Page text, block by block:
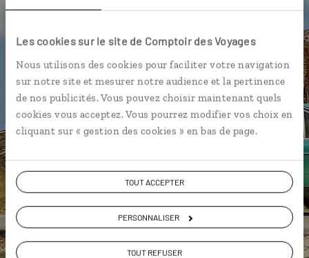
Les cookies sur le site de Comptoir des Voyages
Nous utilisons des cookies pour faciliter votre navigation
sur notre site et mesurer notre audience et la pertinence
de nos publicités. Vous pouvez choisir maintenant quels
cookies vous acceptez. Vous pourrez modifier vos choix en
cliquant sur « gestion des cookies » en bas de page.
TOUT ACCEPTER
PERSONNALISER
TOUT REFUSER